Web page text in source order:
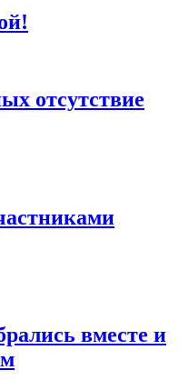
отсутствие
вместе и